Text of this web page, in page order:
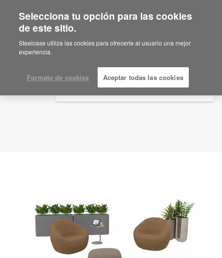
Are you in United States?
Would you like to see Products we sell in
your region?
English
Español
Idea de planificación
ID: UH9WC3EC
Selecciona tu opción para las cookies
de este sitio.
Steelcase utiliza las cookies para ofrecerle al usuario una mejor
experiencia.
Formato de cookies Aceptar todas las cookies